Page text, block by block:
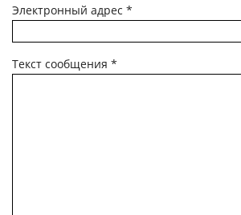
Электронный адрес *
Текст сообщения *